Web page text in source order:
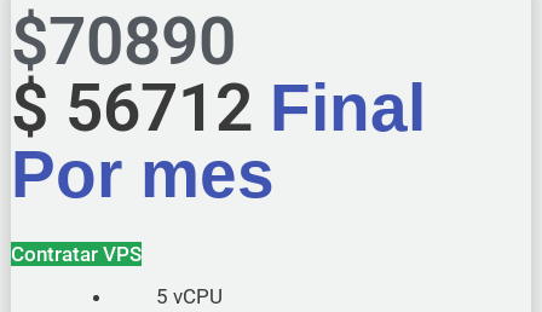
$70890
$ 56712 Final
Por mes
5 vCPU
Contratar VPS